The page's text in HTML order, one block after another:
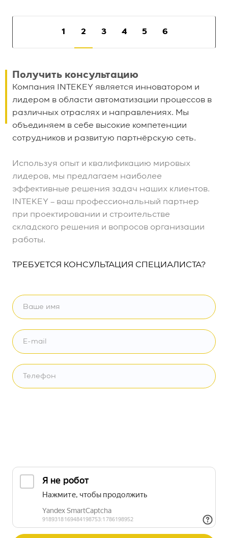
1 2 3 4 5 6
Получить консультацию
Компания INTEKEY является инноватором и
лидером в области автоматизации процессов в
различных отраслях и направлениях. Мы
объединяем в себе высокие компетенции
сотрудников и развитую партнёрскую сеть.
Используя опыт и квалификацию мировых
лидеров, мы предлагаем наиболее
эффективные решения задач наших клиентов.
INTEKEY – ваш профессиональный партнер
при проектировании и строительстве
складского решения и вопросов организации
работы.
ТРЕБУЕТСЯ КОНСУЛЬТАЦИЯ СПЕЦИАЛИСТА?